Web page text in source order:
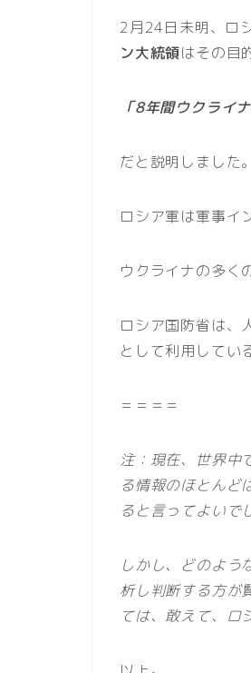
2月24日未明、ロ
ン大統領はその目
「8年間ウクライ
だと説明しました。
ロシア軍は軍事イ
ウクライナの多く
ロシア国防省は、
として利用してい
＝＝＝＝
注：現在、世界中
る情報のほとんど
ると言ってよいで
しかし、どのよう
析し判断する方が
ては、敢えて、ロ